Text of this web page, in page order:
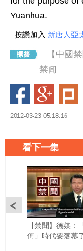
Yuanhua.
按讚加入 新唐人亞
【中國
禁闻
2012-03-23 05:18:16
看下一集
【禁聞】德媒：
傅」時代要落幕